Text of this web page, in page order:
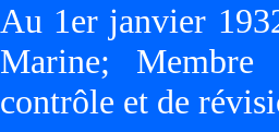
Au 1er janvier
Marine; Membre
contrôle et de